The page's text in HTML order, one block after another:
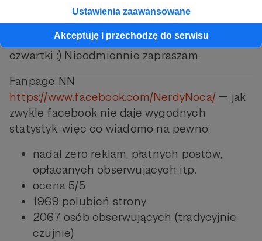
Ustawienia zaawansowane
Akceptuję i przechodzę do serwisu
najbardziej aktywnych napisało 704 posty.
Tak jak w zeszłym roku, największą
popularnością cieszą się samopozytywne
czwartki :) Nieodmiennie zapraszam.
Fanpage NN
https://www.facebook.com/NerdyNoca/ — jak
zwykle facebook nie daje wygodnych
statystyk, więc co wiadomo na pewno:
nadal zero reklam, płatnych postów,
opłacanych obserwujących itp.
ocena 5/5
1969 polubień strony
2067 osób obserwujących (tradycyjnie
czujnie)